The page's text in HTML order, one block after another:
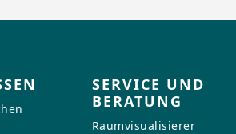
SERVICE UND
BERATUNG
Raumvisualisierer